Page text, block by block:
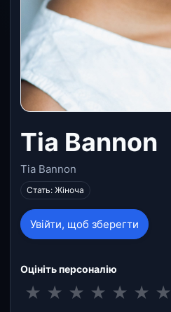
Tia Bannon
Tia Bannon
Стать: Жіноча
Увійти, щоб зберегти
Оцініть персоналію
★ ★ ★ ★ ★ ★ ★